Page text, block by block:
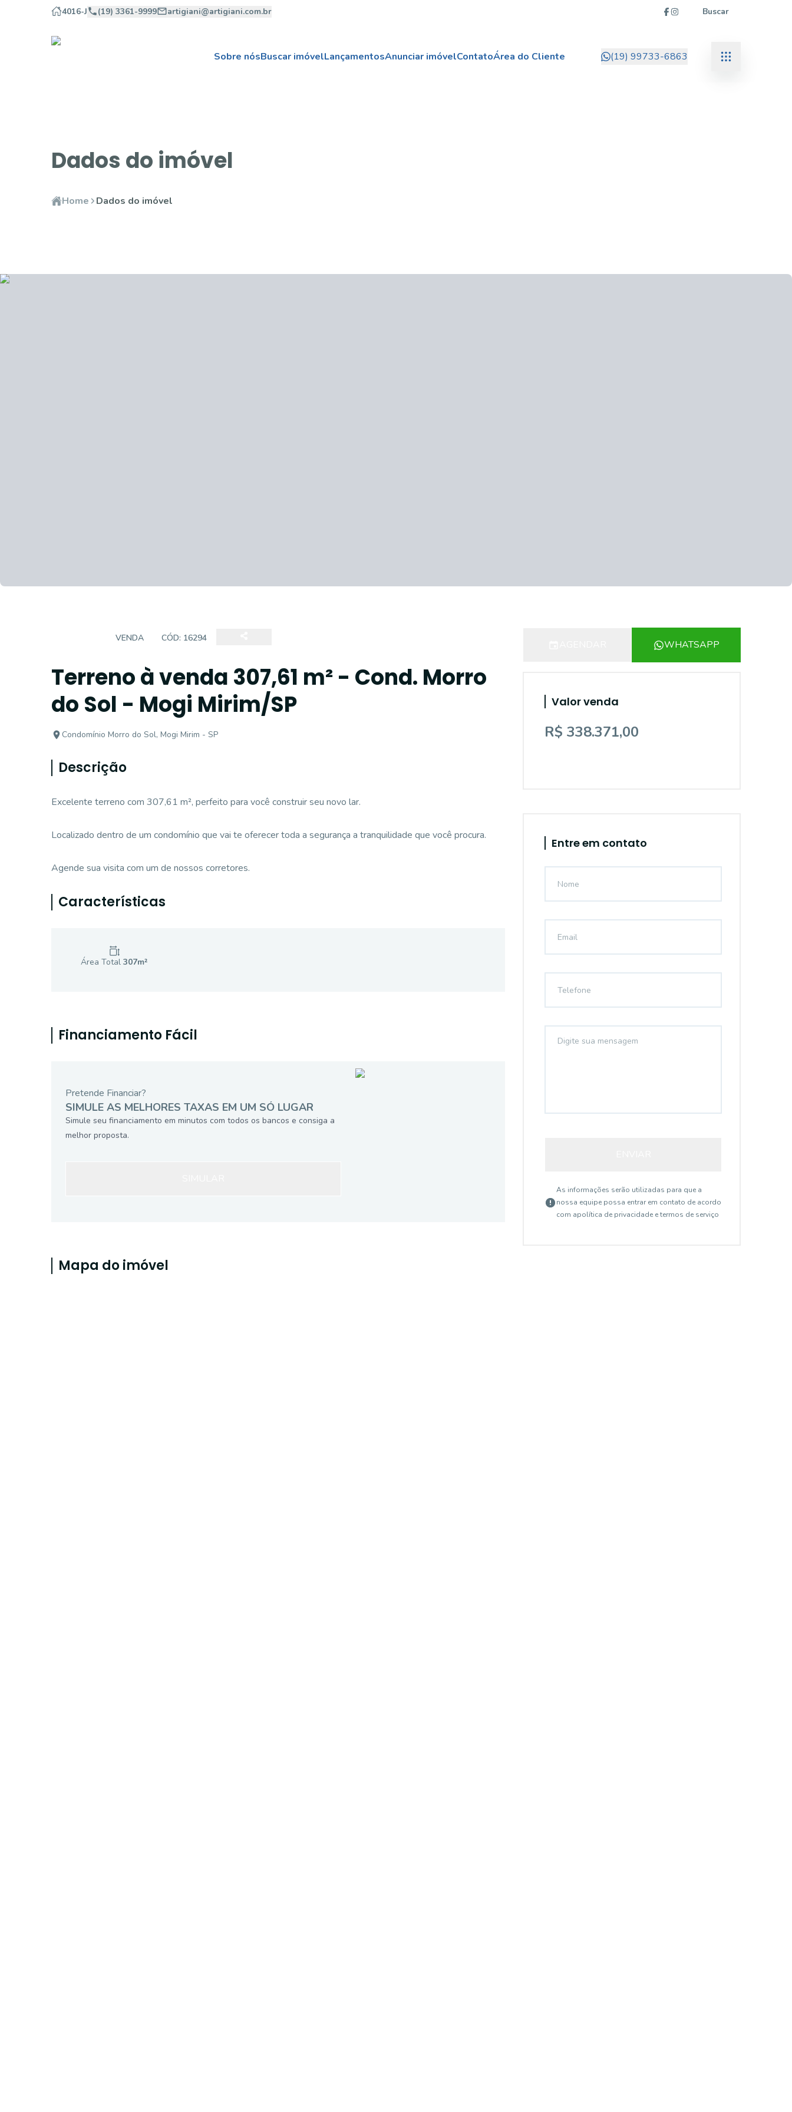
4016-J (19) 3361-9999 artigiani@artigiani.com.br Buscar
Sobre nósBuscar imóvelLançamentosAnunciar imóvelContatoÁrea do Cliente (19) 99733-6863
Dados do imóvel
Home Dados do imóvel
VENDA CÓD: 16294
Terreno à venda 307,61 m² - Cond. Morro
do Sol - Mogi Mirim/SP
Condomínio Morro do Sol, Mogi Mirim - SP
Descrição
Excelente terreno com 307,61 m², perfeito para você construir seu novo lar.
Localizado dentro de um condomínio que vai te oferecer toda a segurança a tranquilidade que você procura.
Agende sua visita com um de nossos corretores.
Características
Área Total 307m²
Financiamento Fácil
Pretende Financiar?
SIMULE AS MELHORES TAXAS EM UM SÓ LUGAR
Simule seu financiamento em minutos com todos os bancos e consiga a
melhor proposta.
Mapa do imóvel
WHATSAPP
Valor venda
R$ 338.371,00
Entre em contato
As informações serão utilizadas para que a
nossa equipe possa entrar em contato de acordo
com apolítica de privacidade e termos de serviço